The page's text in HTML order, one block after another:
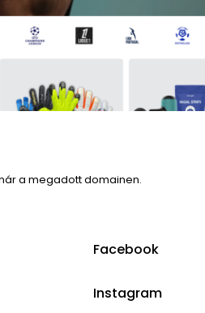
a megadott domainen.
Facebook
Instagram